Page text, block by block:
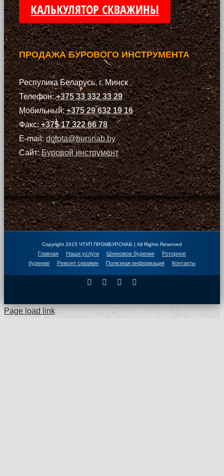
КАЛЬКУЛЯТОР СКВАЖИНЫ
ПРОДАЖА БУРОВОГО ИНСТРУМЕНТА
Респулика Беларусь, г. Минск
Телефон:+375 33 332 33 29
Мобильный:+375 29 632 19 16
Факс:+375 17 322 66 78
E-mail:dolota@bursnab.by
Сайт:Буровой инструмент
Copyright 2015 ЧТУП ПРОМБУРСНАБ | All Rights Reserved
Главная Наши услуги Шнековое бурение
Роторное
бурение
Ремонт скважин Полезная информация Контакты
Facebook Instagram
Page load link